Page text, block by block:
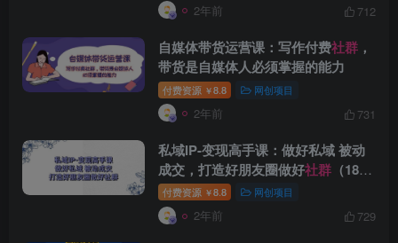
2年前 712
自媒体带货运营课：写作付费社群 ，
带货是自媒体人必须掌握的能力
付费资源 ￥8.8 网创项目
2年前 731
私域IP-变现高手课：做好私域 被动
成交，打造好朋友圈做好社群 （18
节）
付费资源 ￥8.8 网创项目
2年前 729